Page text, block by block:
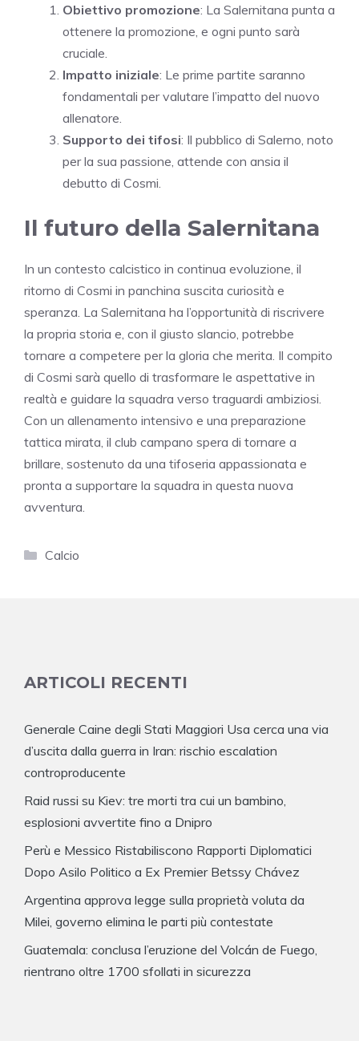
Obiettivo promozione: La Salernitana punta a
ottenere la promozione, e ogni punto sarà
cruciale.
Impatto iniziale: Le prime partite saranno
fondamentali per valutare l’impatto del nuovo
allenatore.
Supporto dei tifosi: Il pubblico di Salerno, noto
per la sua passione, attende con ansia il
debutto di Cosmi.
Il futuro della Salernitana
In un contesto calcistico in continua evoluzione, il
ritorno di Cosmi in panchina suscita curiosità e
speranza. La Salernitana ha l’opportunità di riscrivere
la propria storia e, con il giusto slancio, potrebbe
tornare a competere per la gloria che merita. Il compito
di Cosmi sarà quello di trasformare le aspettative in
realtà e guidare la squadra verso traguardi ambiziosi.
Con un allenamento intensivo e una preparazione
tattica mirata, il club campano spera di tornare a
brillare, sostenuto da una tifoseria appassionata e
pronta a supportare la squadra in questa nuova
avventura.
Categorie
Calcio
ARTICOLI RECENTI
Generale Caine degli Stati Maggiori Usa cerca una via
d’uscita dalla guerra in Iran: rischio escalation
controproducente
Raid russi su Kiev: tre morti tra cui un bambino,
esplosioni avvertite fino a Dnipro
Perù e Messico Ristabiliscono Rapporti Diplomatici
Dopo Asilo Politico a Ex Premier Betssy Chávez
Argentina approva legge sulla proprietà voluta da
Milei, governo elimina le parti più contestate
Guatemala: conclusa l’eruzione del Volcán de Fuego,
rientrano oltre 1700 sfollati in sicurezza